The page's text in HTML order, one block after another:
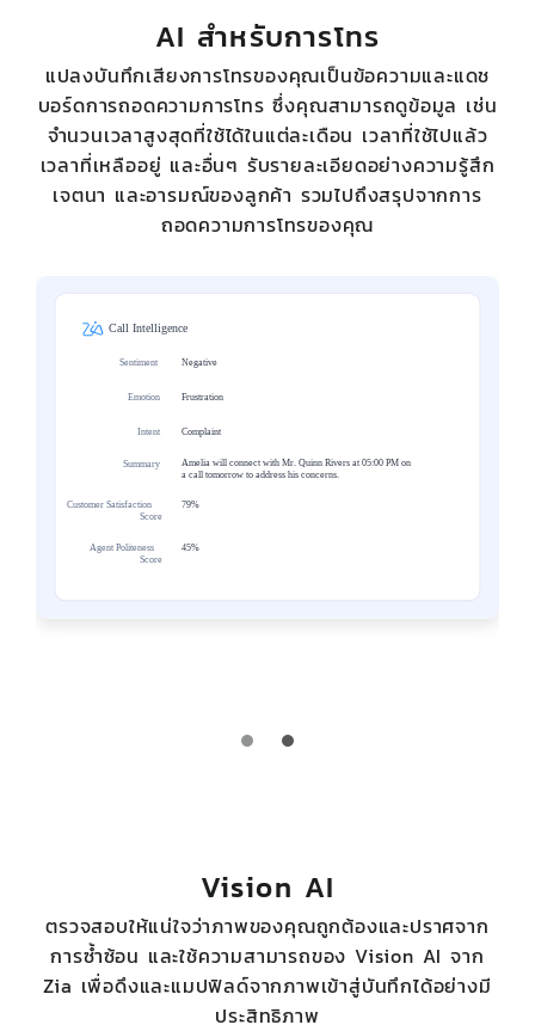
AI สำหรับการโทร
แปลงบันทึกเสียงการโทรของคุณเป็นข้อความและแดช
บอร์ดการถอดความการโทร ซึ่งคุณสามารถดูข้อมูล เช่น
จำนวนเวลาสูงสุดที่ใช้ได้ในแต่ละเดือน เวลาที่ใช้ไปแล้ว
เวลาที่เหลืออยู่ และอื่นๆ รับรายละเอียดอย่างความรู้สึก
เจตนา และอารมณ์ของลูกค้า รวมไปถึงสรุปจากการ
ถอดความการโทรของคุณ
Vision AI
ตรวจสอบให้แน่ใจว่าภาพของคุณถูกต้องและปราศจาก
การซ้ำซ้อน และใช้ความสามารถของ Vision AI จาก
Zia เพื่อดึงและแมปฟิลด์จากภาพเข้าสู่บันทึกได้อย่างมี
ประสิทธิภาพ